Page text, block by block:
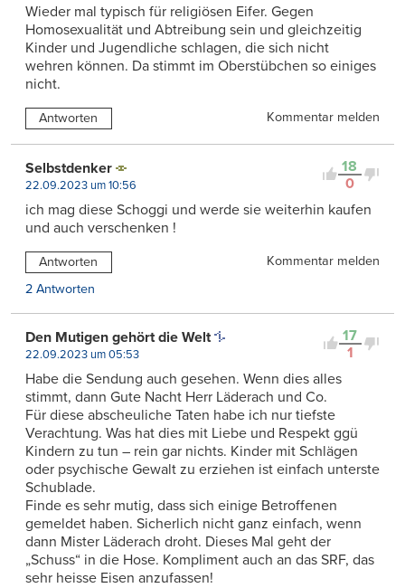
Wieder mal typisch für religiösen Eifer. Gegen
Homosexualität und Abtreibung sein und gleichzeitig
Kinder und Jugendliche schlagen, die sich nicht
wehren können. Da stimmt im Oberstübchen so einiges
nicht.
Antworten Kommentar melden
18
0
Selbstdenker
22.09.2023 um 10:56
ich mag diese Schoggi und werde sie weiterhin kaufen
und auch verschenken !
Antworten
Kommentar melden
2 Antworten
17
1
Den Mutigen gehört die Welt
22.09.2023 um 05:53
Habe die Sendung auch gesehen. Wenn dies alles
stimmt, dann Gute Nacht Herr Läderach und Co.
Für diese abscheuliche Taten habe ich nur tiefste
Verachtung. Was hat dies mit Liebe und Respekt ggü
Kindern zu tun – rein gar nichts. Kinder mit Schlägen
oder psychische Gewalt zu erziehen ist einfach unterste
Schublade.
Finde es sehr mutig, dass sich einige Betroffenen
gemeldet haben. Sicherlich nicht ganz einfach, wenn
dann Mister Läderach droht. Dieses Mal geht der
„Schuss“ in die Hose. Kompliment auch an das SRF, das
sehr heisse Eisen anzufassen!